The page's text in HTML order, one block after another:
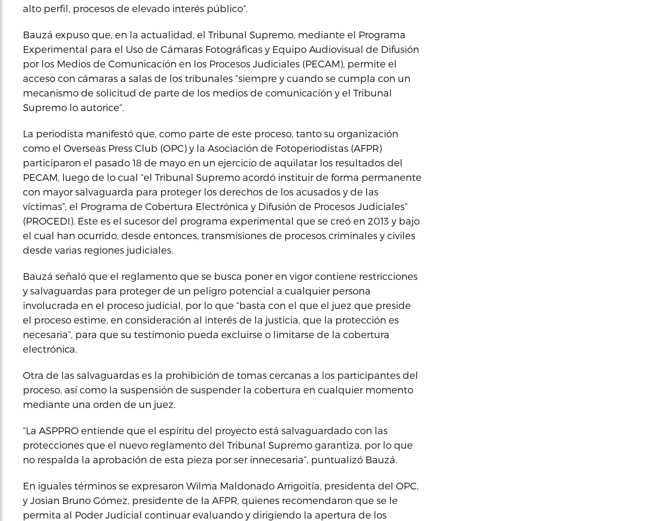
alto perfil, procesos de elevado interés público”.
Bauzá expuso que, en la actualidad, el Tribunal Supremo, mediante el Programa
Experimental para el Uso de Cámaras Fotográficas y Equipo Audiovisual de Difusión
por los Medios de Comunicación en los Procesos Judiciales (PECAM), permite el
acceso con cámaras a salas de los tribunales “siempre y cuando se cumpla con un
mecanismo de solicitud de parte de los medios de comunicación y el Tribunal
Supremo lo autorice”.
La periodista manifestó que, como parte de este proceso, tanto su organización
como el Overseas Press Club (OPC) y la Asociación de Fotoperiodistas (AFPR)
participaron el pasado 18 de mayo en un ejercicio de aquilatar los resultados del
PECAM, luego de lo cual “el Tribunal Supremo acordó instituir de forma permanente
con mayor salvaguarda para proteger los derechos de los acusados y de las
víctimas”, el Programa de Cobertura Electrónica y Difusión de Procesos Judiciales”
(PROCEDI). Este es el sucesor del programa experimental que se creó en 2013 y bajo
el cual han ocurrido, desde entonces, transmisiones de procesos criminales y civiles
desde varias regiones judiciales.
Bauzá señaló que el reglamento que se busca poner en vigor contiene restricciones
y salvaguardas para proteger de un peligro potencial a cualquier persona
involucrada en el proceso judicial, por lo que “basta con el que el juez que preside
el proceso estime, en consideración al interés de la justicia, que la protección es
necesaria”, para que su testimonio pueda excluirse o limitarse de la cobertura
electrónica.
Otra de las salvaguardas es la prohibición de tomas cercanas a los participantes del
proceso, así como la suspensión de suspender la cobertura en cualquier momento
mediante una orden de un juez.
“La ASPPRO entiende que el espíritu del proyecto está salvaguardado con las
protecciones que el nuevo reglamento del Tribunal Supremo garantiza, por lo que
no respalda la aprobación de esta pieza por ser innecesaria”, puntualizó Bauzá.
En iguales términos se expresaron Wilma Maldonado Arrigoitía, presidenta del OPC,
y Josian Bruno Gómez, presidente de la AFPR, quienes recomendaron que se le
permita al Poder Judicial continuar evaluando y dirigiendo la apertura de los